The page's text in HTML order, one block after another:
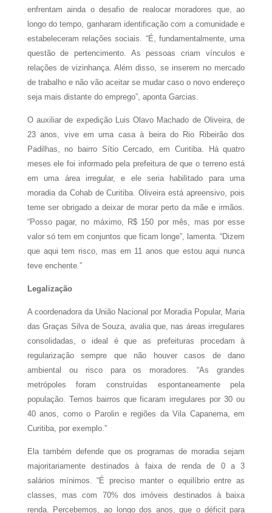
enfrentam ainda o desafio de realocar moradores que, ao
longo do tempo, ganharam identificação com a comunidade e
estabeleceram relações sociais. “É, fundamentalmente, uma
questão de pertencimento. As pessoas criam vínculos e
relações de vizinhança. Além disso, se inserem no mercado
de trabalho e não vão aceitar se mudar caso o novo endereço
seja mais distante do emprego”, aponta Garcias.
O auxiliar de expedição Luis Olavo Machado de Oliveira, de
23 anos, vive em uma casa à beira do Rio Ribeirão dos
Padilhas, no bairro Sítio Cercado, em Curitiba. Há quatro
meses ele foi informado pela prefeitura de que o terreno está
em uma área irregular, e ele seria habilitado para uma
moradia da Cohab de Curitiba. Oliveira está apreensivo, pois
teme ser obrigado a deixar de morar perto da mãe e irmãos.
“Posso pagar, no máximo, R$ 150 por mês, mas por esse
valor só tem em conjuntos que ficam longe”, lamenta. “Dizem
que aqui tem risco, mas em 11 anos que estou aqui nunca
teve enchente.”
Legalização
A coordenadora da União Nacional por Moradia Popular, Maria
das Graças Silva de Souza, avalia que, nas áreas irregulares
consolidadas, o ideal é que as prefeituras procedam à
regularização sempre que não houver casos de dano
ambiental ou risco para os moradores. “As grandes
metrópoles foram construídas espontaneamente pela
população. Temos bairros que ficaram irregulares por 30 ou
40 anos, como o Parolin e regiões da Vila Capanema, em
Curitiba, por exemplo.”
Ela também defende que os programas de moradia sejam
majoritariamente destinados à faixa de renda de 0 a 3
salários mínimos. “É preciso manter o equilíbrio entre as
classes, mas com 70% dos imóveis destinados à baixa
renda. Percebemos, ao longo dos anos, que o déficit para